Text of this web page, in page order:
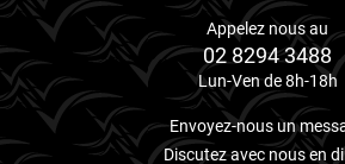
Appelez nous au
02 8294 3488
Lun-Ven de 8h-18h
Envoyez-nous un
Discutez avec nous en